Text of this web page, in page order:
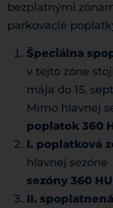
bezplatnými
parkovacie
Špeciálna
v tejto zóne
mája do 15.
Mimo hlavnej
poplatok 360
I. poplatková
hlavnej sezóne
sezóny 360
II.